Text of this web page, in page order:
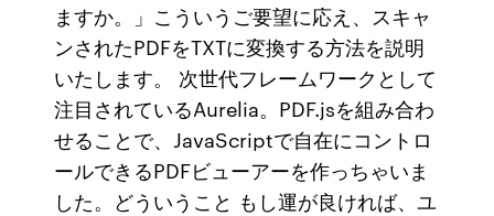
ますか。」こういうご要望に応え、スキャ
ンされたPDFをTXTに変換する方法を説明
いたします。 次世代フレームワークとして
注目されているAurelia。PDF.jsを組み合わ
せることで、JavaScriptで自在にコントロ
ールできるPDFビューアーを作っちゃいま
した。どういうこと もし運が良ければ、ユ